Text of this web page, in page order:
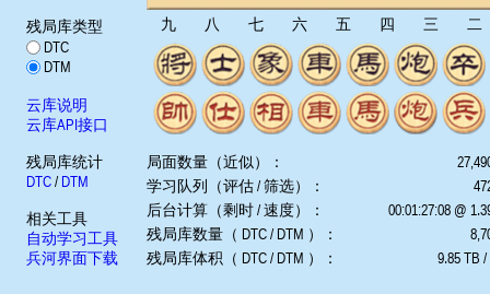
残局库类型
DTC
DTM
云库说明
云库API接口
残局库统计
DTC/ DTM
相关工具
自动学习工具
兵河界面下载
九 八 七 六 五 四 三 二
局面数量（近似）：
学习队列（评估 / 筛选）：
后台计算（剩时 / 速度）：
00:01:27:08 @
残局库数量（ DTC / DTM ）：
残局库体积（ DTC / DTM ）：
9.85 TB